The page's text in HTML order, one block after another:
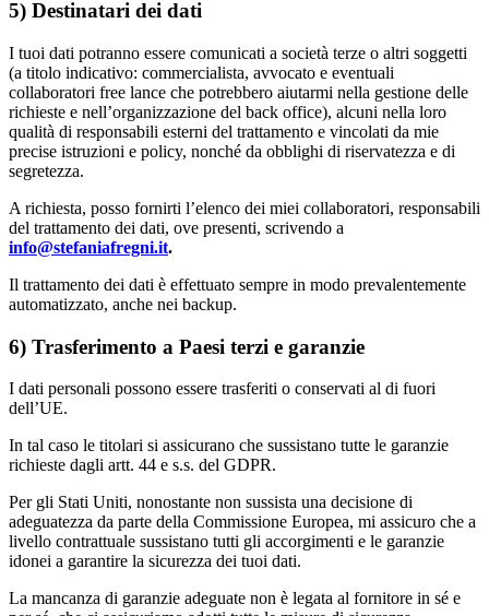
5) Destinatari dei dati
I tuoi dati potranno essere comunicati a società terze o altri soggetti
(a titolo indicativo: commercialista, avvocato e eventuali
collaboratori free lance che potrebbero aiutarmi nella gestione delle
richieste e nell’organizzazione del back office), alcuni nella loro
qualità di responsabili esterni del trattamento e vincolati da mie
precise istruzioni e policy, nonché da obblighi di riservatezza e di
segretezza.
A richiesta, posso fornirti l’elenco dei miei collaboratori, responsabili
del trattamento dei dati, ove presenti, scrivendo a
info@stefaniafregni.it.
Il trattamento dei dati è effettuato sempre in modo prevalentemente
automatizzato, anche nei backup.
6) Trasferimento a Paesi terzi e garanzie
I dati personali possono essere trasferiti o conservati al di fuori
dell’UE.
In tal caso le titolari si assicurano che sussistano tutte le garanzie
richieste dagli artt. 44 e s.s. del GDPR.
Per gli Stati Uniti, nonostante non sussista una decisione di
adeguatezza da parte della Commissione Europea, mi assicuro che a
livello contrattuale sussistano tutti gli accorgimenti e le garanzie
idonei a garantire la sicurezza dei tuoi dati.
La mancanza di garanzie adeguate non è legata al fornitore in sé e